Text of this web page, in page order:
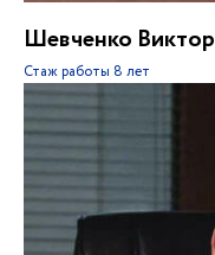
Шевченко
Стаж работы 8 лет